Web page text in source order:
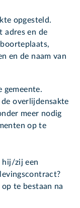
opgesteld.
adres en de
en de naam van
gemeente.
overlijdensakte
meer nodig
op te
hij/zij een
te bestaan na